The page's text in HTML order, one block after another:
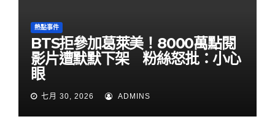
熱點事件
BTS拒參加葛萊美！8000萬點閱
影片遭默默下架 粉絲怒批：小心
眼
七月 30, 2026 ADMINS